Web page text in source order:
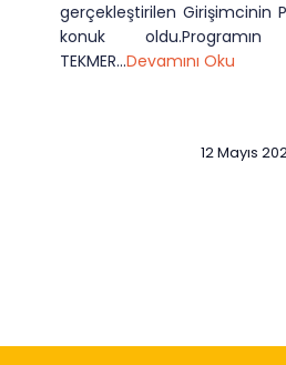
gerçekleştirilen Girişimcinin
konuk
TEKMER...Devamını Oku
12 Mayıs